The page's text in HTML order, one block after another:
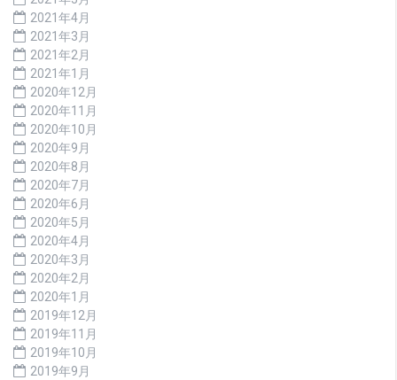
2021年4月
2021年3月
2021年2月
2021年1月
2020年12月
2020年11月
2020年10月
2020年9月
2020年8月
2020年7月
2020年6月
2020年5月
2020年4月
2020年3月
2020年2月
2020年1月
2019年12月
2019年11月
2019年10月
2019年9月